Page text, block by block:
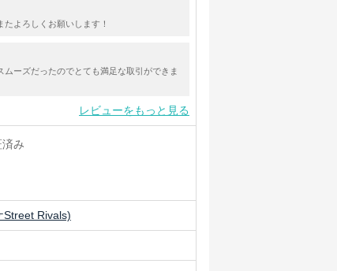
よろしくお願いします！
ーズだったのでとても満足な取引ができま
レビューをもっと見る
済み
Street Rivals)